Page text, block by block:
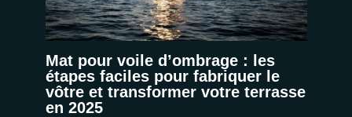
Mat pour voile d’ombrage : les
étapes faciles pour fabriquer le
vôtre et transformer votre terrasse
en 2025